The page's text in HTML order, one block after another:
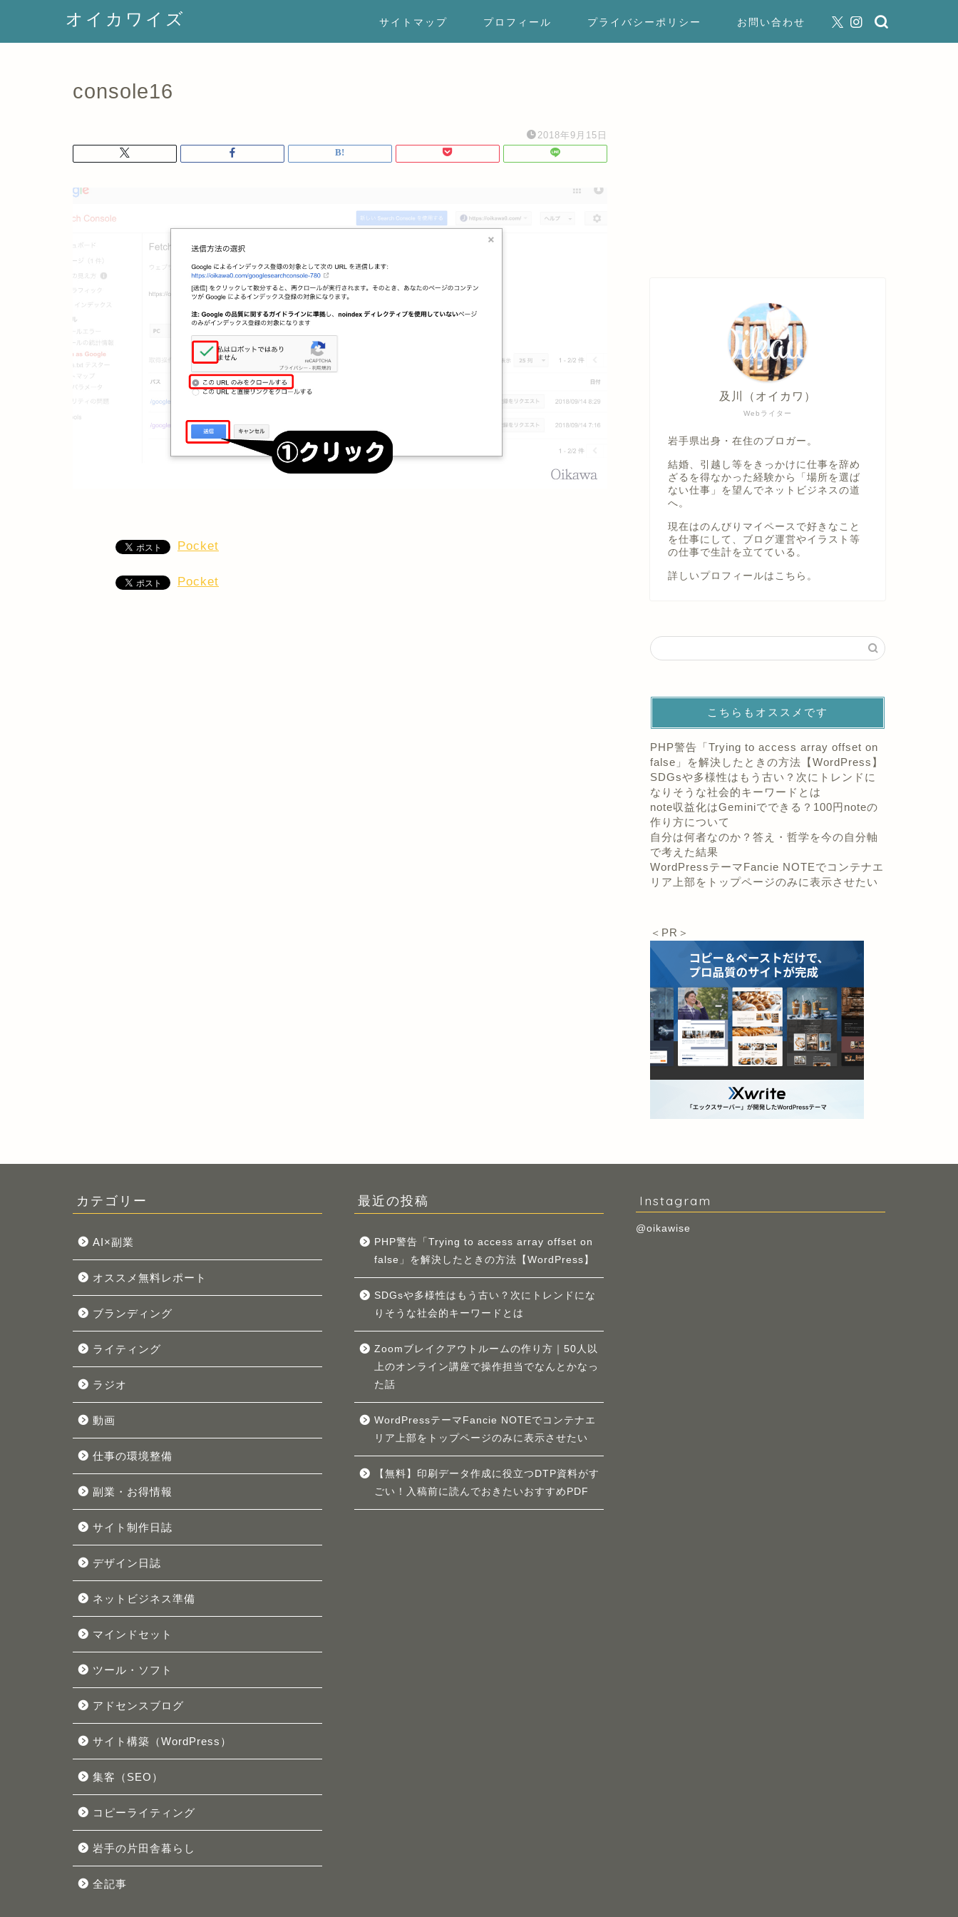
オイカワイズ サイトマップ プロフィール プライバシーポリシー お問い合わせ
console16
2018年9月15日
Pocket
Pocket
Webライター
及川（オイカワ）
岩手県出身・在住のブロガー。
結婚、引越し等をきっかけに仕事を辞め
ざるを得なかった経験から「場所を選ば
ない仕事」を望んでネットビジネスの道
へ。
現在はのんびりマイペースで好きなこと
を仕事にして、ブログ運営やイラスト等
の仕事で生計を立てている。
詳しいプロフィールは こちら。
こちらもオススメです
PHP警告「Trying to access array offset on
false」を解決したときの方法【WordPress】
SDGsや多様性はもう古い？次にトレンドに
なりそうな社会的キーワードとは
note収益化はGeminiでできる？100円noteの
作り方について
自分は何者なのか？答え・哲学を今の自分軸
で考えた結果
WordPressテーマFancie NOTEでコンテナエ
リア上部をトップページのみに表示させたい
＜PR＞
カテゴリー
AI×副業
オススメ無料レポート
ブランディング
ライティング
ラジオ
動画
仕事の環境整備
副業・お得情報
サイト制作日誌
デザイン日誌
ネットビジネス準備
マインドセット
ツール・ソフト
アドセンスブログ
サイト構築（WordPress）
集客（SEO）
コピーライティング
岩手の片田舎暮らし
全記事
最近の投稿
PHP警告「Trying to access array offset on
false」を解決したときの方法【WordPress】
SDGsや多様性はもう古い？次にトレンドにな
りそうな社会的キーワードとは
Zoomブレイクアウトルームの作り方｜50人以
上のオンライン講座で操作担当でなんとかなっ
た話
WordPressテーマFancie NOTEでコンテナエ
リア上部をトップページのみに表示させたい
【無料】印刷データ作成に役立つDTP資料がす
ごい！入稿前に読んでおきたいおすすめPDF
Instagram
@oikawise